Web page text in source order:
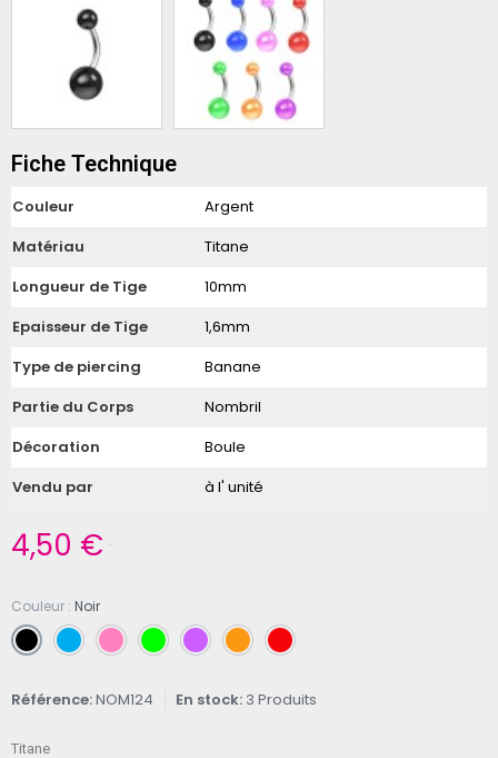
Fiche Technique
Couleur
Argent
Matériau
Titane
Longueur de Tige
10mm
Epaisseur de Tige
1,6mm
Type de piercing
Banane
Partie du Corps
Nombril
Décoration
Boule
Vendu par
à l' unité
4,50 €
Couleur Noir
Référence NOM124 En stock 3 Produits
Titane